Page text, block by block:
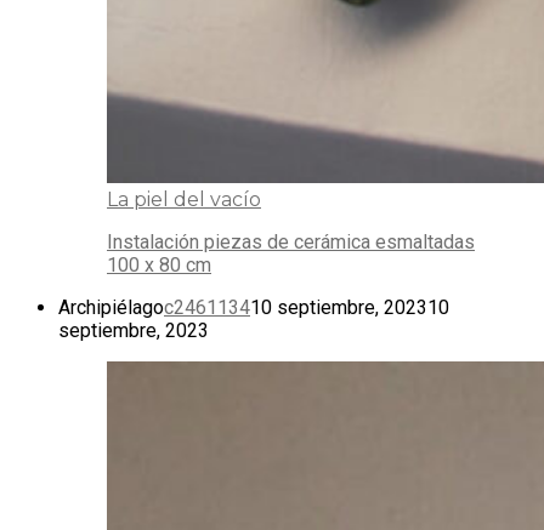
La piel del vacío
Instalación piezas de cerámica esmaltadas
100 x 80 cm
Archipiélagoc246113410 septiembre, 202310
septiembre, 2023